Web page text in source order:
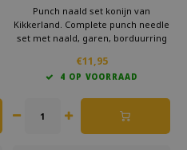
Punch naald set konijn van
Kikkerland. Complete punch needle
set met naald, garen, borduurring
borduurpakket voor beginners en
gevorderden. Creatief,
cadeau. Bestel nu bij Kado in Huis.
€11,95
4 OP VOORRAAD